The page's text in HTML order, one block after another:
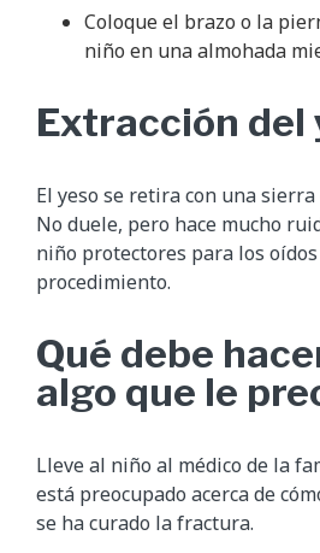
Coloque el brazo o la
niño en una almohada
Extracción del
El yeso se retira con una
No duele, pero hace mucho
niño protectores para los
procedimiento.
Qué debe
algo que le
Lleve al niño al médico de la
está preocupado acerca de
se ha curado la fractura.